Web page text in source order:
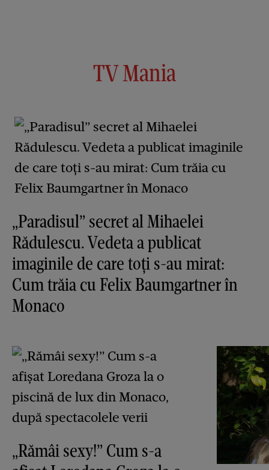
TV Mania
„Paradisul” secret al Mihaelei
Rădulescu. Vedeta a publicat
imaginile de care toți s-au mirat:
Cum trăia cu Felix Baumgartner în
Monaco
„Rămâi sexy!” Cum s-a